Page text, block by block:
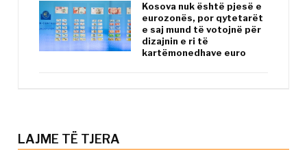
Kosova nuk është pjesë e
eurozonës, por qytetarët
e saj mund të votojnë për
dizajnin e ri të
kartëmonedhave euro
LAJME TË TJERA